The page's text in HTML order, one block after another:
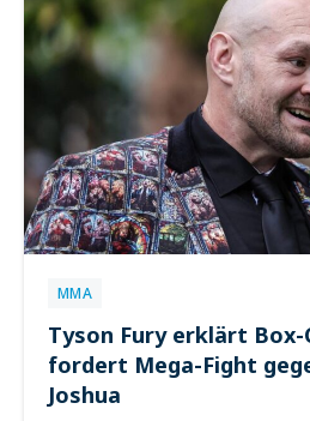
MMA
Tyson Fury erklärt Box-
fordert Mega-Fight
Joshua